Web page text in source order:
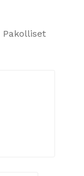
Pakolliset